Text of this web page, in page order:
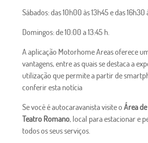
Sábados: das 10h00 às 13h45 e das 16h30
Domingos: de 10:00 a 13:45 h.
A aplicação Motorhome Areas oferece
vantagens, entre as quais se destaca a
utilização que permite a partir de
conferir esta notícia
Se você é autocaravanista visite o Área
Teatro Romano, local para estacionar e
todos os seus serviços.